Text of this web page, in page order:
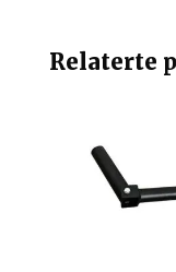
Relaterte